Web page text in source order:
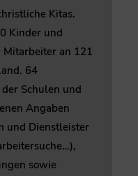
Kitas.
Kinder und
an 121
64
Schulen und
Angaben
und Dienstleister
sowie